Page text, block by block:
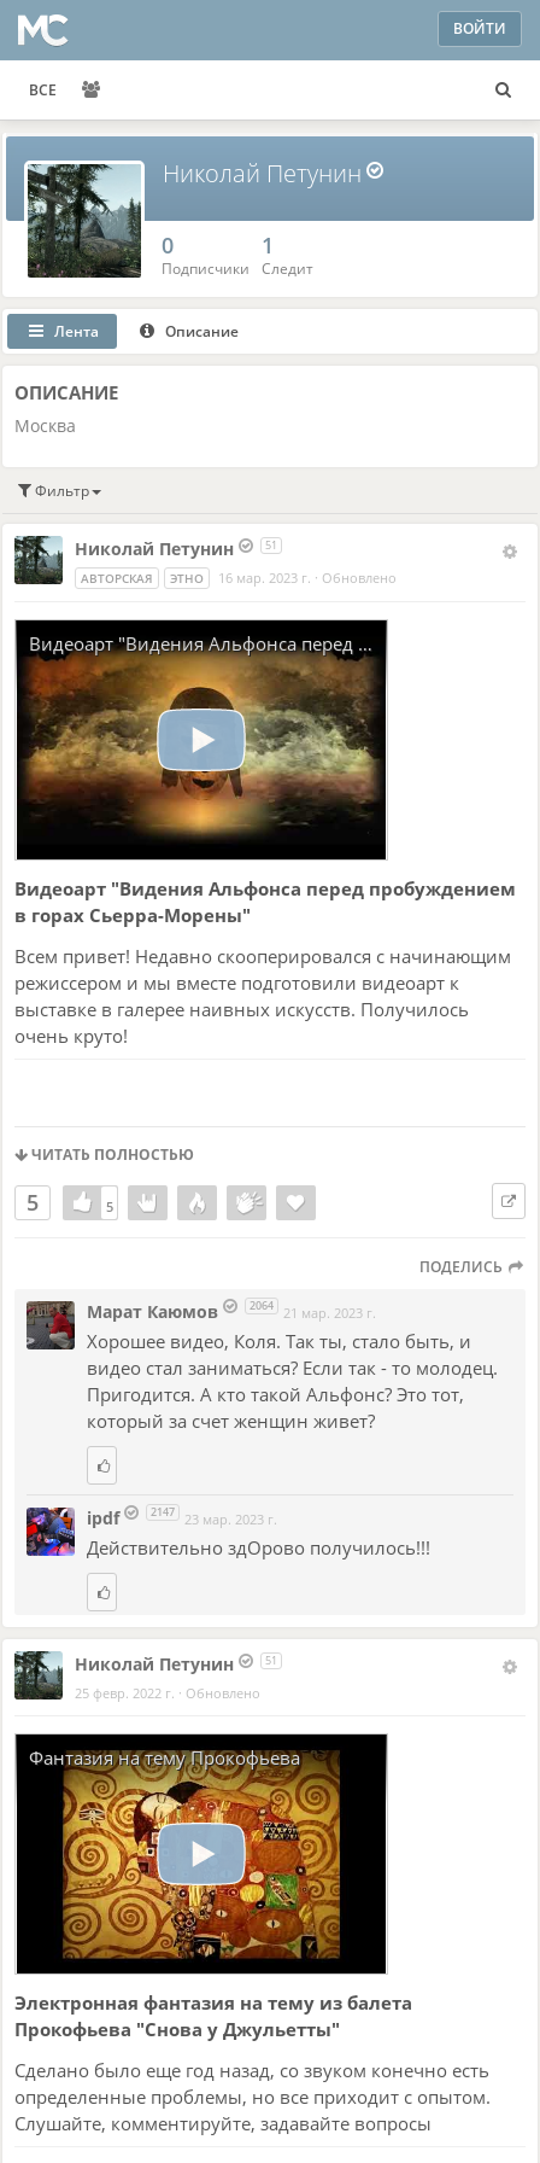
ВОЙТИ
ВСЕ
Николай Петунин
0
Подписчики
1
Следит
Лента Описание
ОПИСАНИЕ
Москва
Фильтр
Николай Петунин 51
АВТОРСКАЯ ЭТНО 16 мар. 2023 г. · Обновлено
Видеоарт "Видения Альфонса перед пробуждением в горах Сьерра-Морены"
Видеоарт "Видения Альфонса перед пробуждением
в горах Сьерра-Морены"
Всем привет! Недавно скооперировался с начинающим
режиссером и мы вместе подготовили видеоарт к
выставке в галерее наивных искусств. Получилось
очень круто!
ЧИТАТЬ ПОЛНОСТЬЮ
5 5
5
ПОДЕЛИСЬ
Марат Каюмов 2064 21 мар. 2023 г.
Хорошее видео, Коля. Так ты, стало быть, и
видео стал заниматься? Если так - то молодец.
Пригодится. А кто такой Альфонс? Это тот,
который за счет женщин живет?
ipdf 2147 23 мар. 2023 г.
Действительно здОрово получилось!!!
Николай Петунин 51
25 февр. 2022 г. · Обновлено
Фантазия на тему Прокофьева
Электронная фантазия на тему из балета
Прокофьева "Снова у Джульетты"
Сделано было еще год назад, со звуком конечно есть
определенные проблемы, но все приходит с опытом.
Слушайте, комментируйте, задавайте вопросы